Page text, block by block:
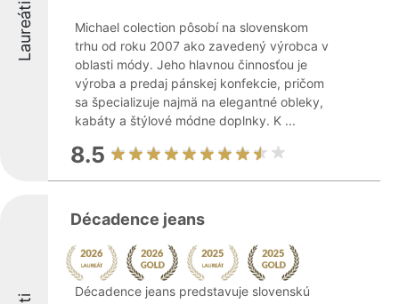
Laureáti
Michael colection pôsobí na slovenskom
trhu od roku 2007 ako zavedený výrobca v
oblasti módy. Jeho hlavnou činnosťou je
výroba a predaj pánskej konfekcie, pričom
sa špecializuje najmä na elegantné obleky,
kabáty a štýlové módne doplnky. K ...
8.5
Décadence jeans
Décadence jeans predstavuje slovenskú